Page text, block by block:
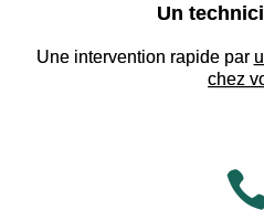
Un
Une intervention rapide par
chez